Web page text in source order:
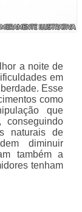
a noite de
em
Esse
como
que
conseguindo
naturais de
diminuir
também a
tenham